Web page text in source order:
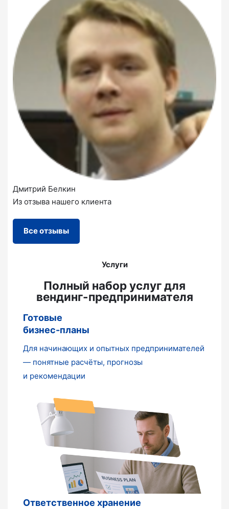
Дмитрий Белкин
Из отзыва нашего клиента
Все отзывы
Услуги
Полный набор услуг для
вендинг-предпринимателя
Готовые
бизнес-планы
Для начинающих и опытных предпринимателей
— понятные расчёты, прогнозы
и рекомендации
Ответственное хранение